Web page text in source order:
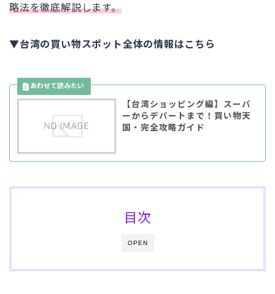
略法を徹底解説します。
▼台湾の買い物スポット全体の情報はこちら
【台湾ショッピング編】スーパ
ーからデパートまで！買い物天
国・完全攻略ガイド
OPEN
目次